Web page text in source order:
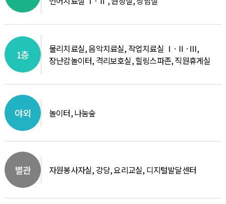
1층
물리치료실, 음악치료실, 작업치료실 Ⅰ·Ⅱ·Ⅲ,
장난감놀이터, 격리보호실, 힐링스파존, 직원휴게실
야외 놀이터, 나눔숲
별관 자원봉사자실, 강당, 요리교실, 디지털발달센터